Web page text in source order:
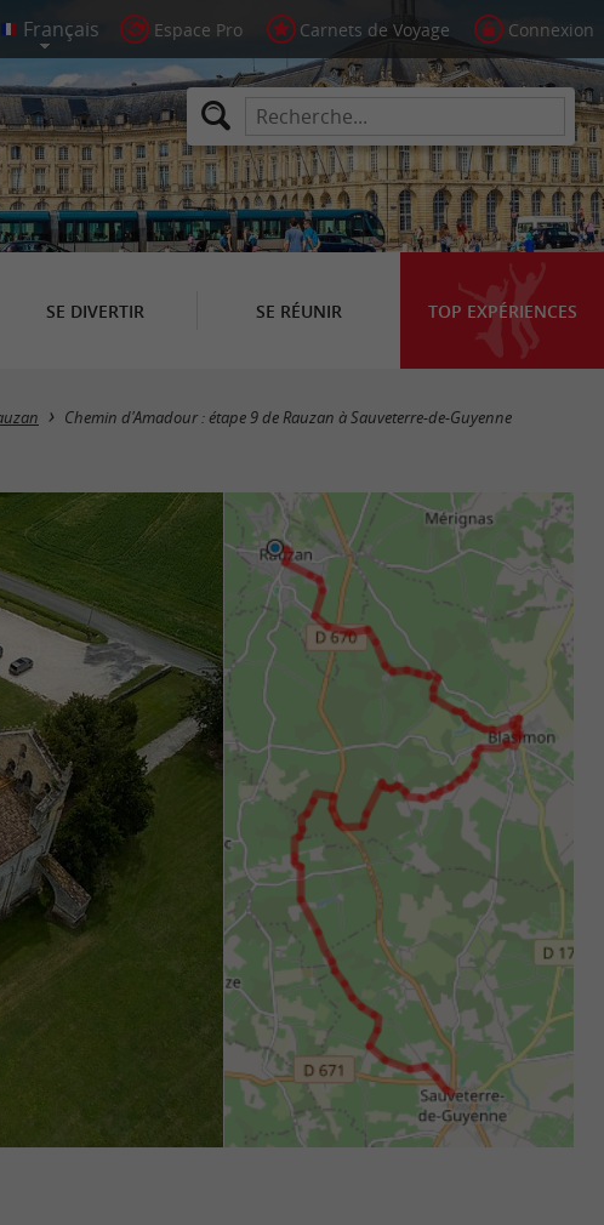
Espace Pro Carnets de Voyage Connexion
SE DIVERTIR SE RÉUNIR TOP EXPÉRIENCES
Chemin d'Amadour : étape 9 de Rauzan à Sauveterre-de-Guyenne